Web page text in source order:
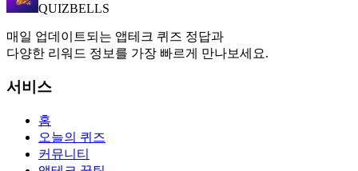
QUIZBELLS
매일 업데이트되는 앱테크 퀴즈 정답과
다양한 리워드 정보를 가장 빠르게 만나보세요.
서비스
홈
오늘의 퀴즈
커뮤니티